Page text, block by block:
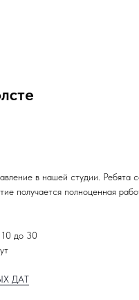
в нашей студии. Ребята
получается полноценная
10 до 30
ДАТ